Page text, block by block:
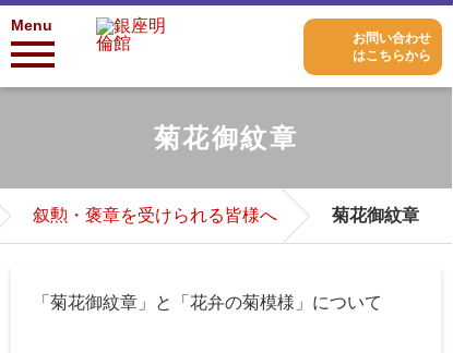
Menu
お問い合わせ
はこちらから
菊花御紋章
叙勲・褒章を受けられる皆様へ 菊花御紋章
「菊花御紋章」と「花弁の菊模様」について